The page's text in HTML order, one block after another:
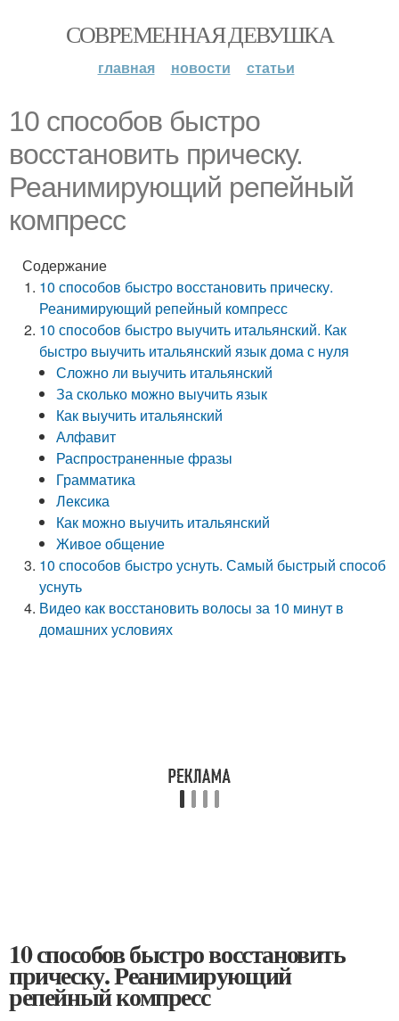
СОВРЕМЕННАЯ ДЕВУШКА
главная новости статьи
10 способов быстро
восстановить прическу.
Реанимирующий репейный
компресс
Содержание
10 способов быстро восстановить прическу.
Реанимирующий репейный компресс
10 способов быстро выучить итальянский. Как
быстро выучить итальянский язык дома с нуля
Сложно ли выучить итальянский
За сколько можно выучить язык
Как выучить итальянский
Алфавит
Распространенные фразы
Грамматика
Лексика
Как можно выучить итальянский
Живое общение
10 способов быстро уснуть. Самый быстрый способ
уснуть
Видео как восстановить волосы за 10 минут в
домашних условиях
10 способов быстро восстановить
прическу. Реанимирующий
репейный компресс